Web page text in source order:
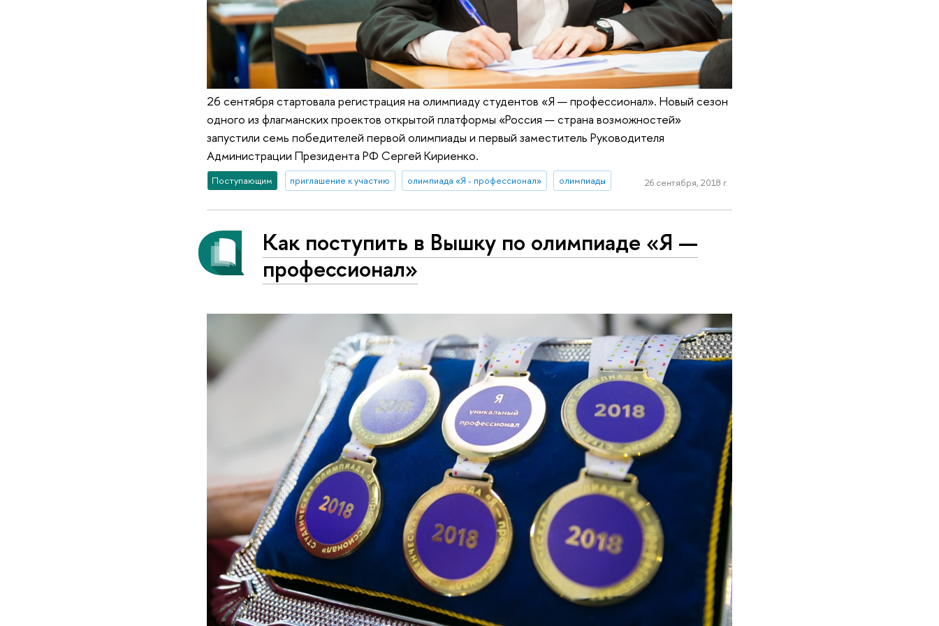
26 сентября стартовала регистрация на олимпиаду студентов «Я — профессионал». Новый сезон
одного из флагманских проектов открытой платформы «Россия — страна возможностей»
запустили семь победителей первой олимпиады и первый заместитель Руководителя
Администрации Президента РФ Сергей Кириенко.
Поступающим приглашение к участию олимпиада «Я - профессионал» олимпиады 26 сентября, 2018 г.
Как поступить в Вышку по олимпиаде «Я —
профессионал»